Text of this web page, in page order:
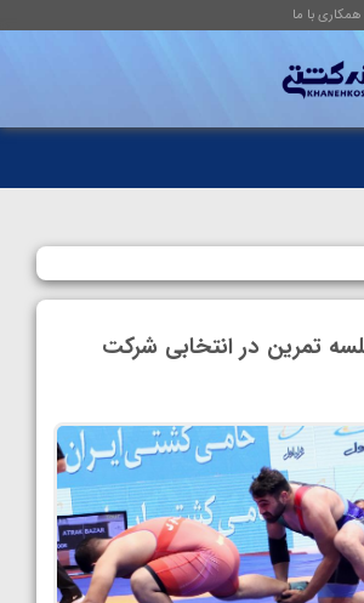
همکاری با ما
تمرین در انتخابی شرکت